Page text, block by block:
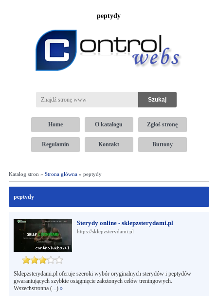
peptydy
Home O katalogu Zgłoś stronę
Regulamin Kontakt Buttony
Katalog stron » Strona główna» peptydy
peptydy
Sterydy online - sklepzsterydami.pl
https://sklepzsterydami.pl
Sklepzsterydami.pl oferuje szeroki wybór oryginalnych sterydów i peptydów
gwarantujących szybkie osiągnięcie założonych celów treningowych.
Wszechstronna (...) »